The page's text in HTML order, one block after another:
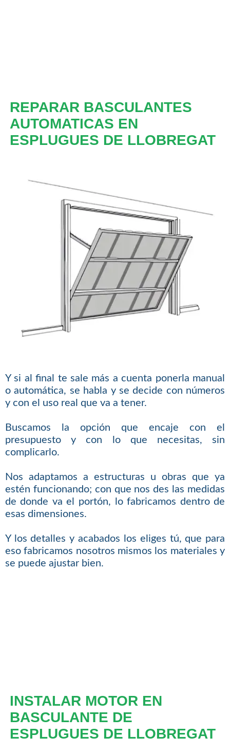
REPARAR BASCULANTES
AUTOMATICAS EN
ESPLUGUES DE LLOBREGAT
Y si al final te sale más a cuenta ponerla manual
o automática, se habla y se decide con números
y con el uso real que va a tener.
Buscamos la opción que encaje con el
presupuesto y con lo que necesitas, sin
complicarlo.
Nos adaptamos a estructuras u obras que ya
estén funcionando; con que nos des las medidas
de donde va el portón, lo fabricamos dentro de
esas dimensiones.
Y los detalles y acabados los eliges tú, que para
eso fabricamos nosotros mismos los materiales y
se puede ajustar bien.
INSTALAR MOTOR EN
BASCULANTE DE
ESPLUGUES DE LLOBREGAT